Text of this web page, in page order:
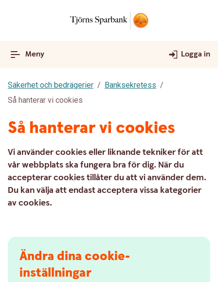
Meny Logga in
Säkerhet och bedrägerier
Banksekretess
Så hanterar vi cookies
Så hanterar vi cookies
Vi använder cookies eller liknande tekniker för att
vår webbplats ska fungera bra för dig. När du
accepterar cookies tillåter du att vi använder dem.
Du kan välja att endast acceptera vissa kategorier
av cookies.
Ändra dina cookie-
inställningar